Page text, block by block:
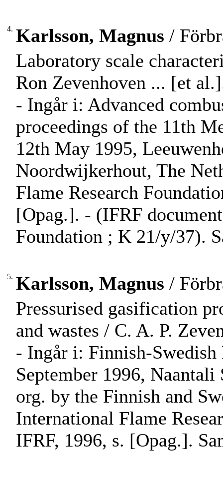
4. Karlsson, Magnus /
Laboratory scale
Ron Zevenhoven ... [et
- Ingår i: Advanced
proceedings of the 11th
12th May 1995,
Noordwijkerhout, The
Flame Research
[Opag.]. - (IFRF
Foundation ; K 21/y/37).
5. Karlsson, Magnus /
Pressurised gasification
and wastes / C. A. P.
- Ingår i: Finnish-Swedish
September 1996,
org. by the Finnish and
International Flame
IFRF, 1996, s. [Opag.].